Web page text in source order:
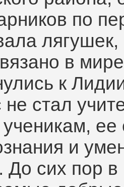
по
в
к
не стал
и
До сих пор